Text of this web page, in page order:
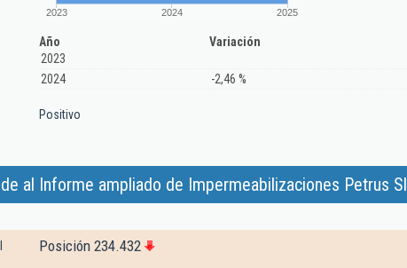
2023 2024 2025
Año
Variación
2023
2024
-2,46 %
Positivo
al Informe ampliado de Impermeabilizaciones Petrus Sl
Posición 234.432